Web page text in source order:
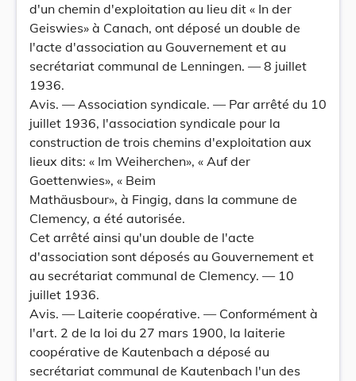
d'un chemin d'exploitation au lieu dit « In der
Geiswies» à Canach, ont déposé un double de
l'acte d'association au Gouvernement et au
secrétariat communal de Lenningen. — 8 juillet
1936.
Avis. — Association syndicale. — Par arrêté du 10
juillet 1936, l'association syndicale pour la
construction de trois chemins d'exploitation aux
lieux dits: « Im Weiherchen», « Auf der
Goettenwies», « Beim
Mathäusbour», à Fingig, dans la commune de
Clemency, a été autorisée.
Cet arrêté ainsi qu'un double de l'acte
d'association sont déposés au Gouvernement et
au secrétariat communal de Clemency. — 10
juillet 1936.
Avis. — Laiterie coopérative. — Conformément à
l'art. 2 de la loi du 27 mars 1900, la laiterie
coopérative de Kautenbach a déposé au
secrétariat communal de Kautenbach l'un des